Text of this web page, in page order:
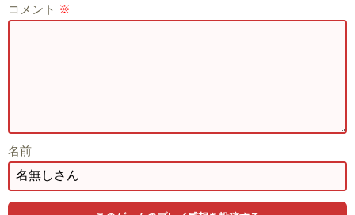
コメント ※
名前